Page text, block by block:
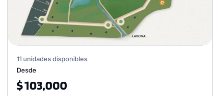
11 unidades disponibles
Desde
$ 103,000